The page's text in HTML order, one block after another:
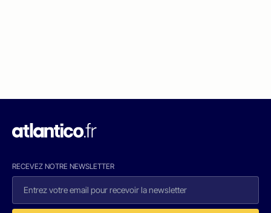
RECEVEZ NOTRE NEWSLETTER